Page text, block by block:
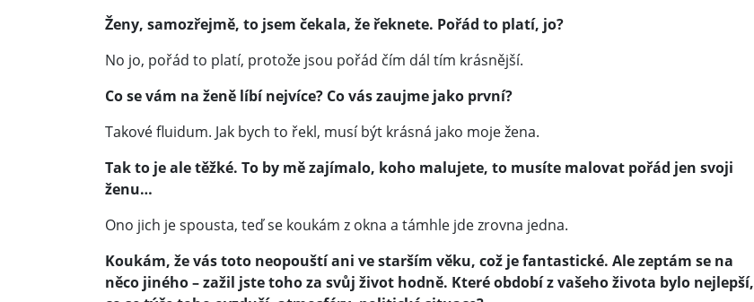
Ženy, samozřejmě, to jsem čekala, že řeknete. Pořád to platí, jo?
No jo, pořád to platí, protože jsou pořád čím dál tím krásnější.
Co se vám na ženě líbí nejvíce? Co vás zaujme jako první?
Takové fluidum. Jak bych to řekl, musí být krásná jako moje žena.
Tak to je ale těžké. To by mě zajímalo, koho malujete, to musíte malovat pořád jen svoji
ženu…
Ono jich je spousta, teď se koukám z okna a támhle jde zrovna jedna.
Koukám, že vás toto neopouští ani ve starším věku, což je fantastické. Ale zeptám se na
něco jiného – zažil jste toho za svůj život hodně. Které období z vašeho života bylo nejlepší,